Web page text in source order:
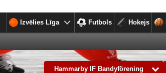
Izvēlies Līga Futbols Hokejs
Hammarby IF Bandyförening